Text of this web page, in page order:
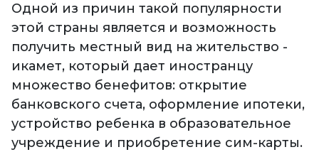
Одной из причин такой популярности
этой страны является и возможность
получить местный вид на жительство -
икамет, который дает иностранцу
множество бенефитов: открытие
банковского счета, оформление ипотеки,
устройство ребенка в образовательное
учреждение и приобретение сим-карты.